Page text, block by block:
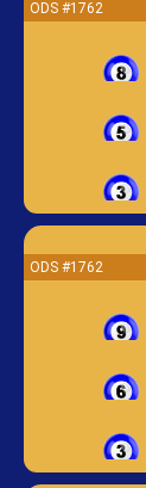
ODS #1762
ODS #1762